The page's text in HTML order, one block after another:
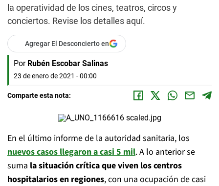
la operatividad de los cines, teatros, circos y
conciertos. Revise los detalles aquí.
Agregar El Desconcierto en
Por Rubén Escobar Salinas
23 de enero de 2021 - 00:00
Comparte esta nota:
En el último informe de la autoridad sanitaria, los
nuevos casos llegaron a casi 5 mil. A lo anterior se
suma la situación crítica que viven los centros
hospitalarios en regiones, con una ocupación de casi